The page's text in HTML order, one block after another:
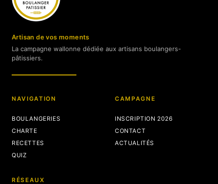
Artisan de vos moments
La campagne wallonne dédiée aux artisans boulangers-
pâtissiers.
NAVIGATION
BOULANGERIES
CHARTE
RECETTES
QUIZ
CAMPAGNE
INSCRIPTION 2026
CONTACT
ACTUALITÉS
RÉSEAUX